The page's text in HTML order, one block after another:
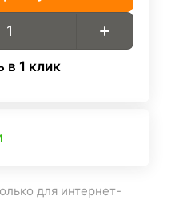
в 1 клик
для интернет-